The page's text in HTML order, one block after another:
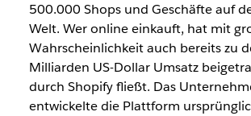
500.000 Shops und Geschäfte auf
Welt. Wer online einkauft, hat mit
Wahrscheinlichkeit auch bereits zu
Milliarden US-Dollar Umsatz
durch Shopify fließt. Das
entwickelte die Plattform